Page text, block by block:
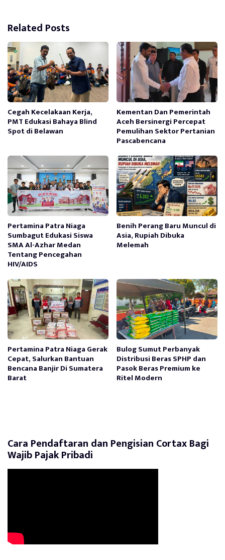
Related Posts
Cegah Kecelakaan Kerja,
PMT Edukasi Bahaya Blind
Spot di Belawan
Kementan Dan Pemerintah
Aceh Bersinergi Percepat
Pemulihan Sektor Pertanian
Pascabencana
Pertamina Patra Niaga
Sumbagut Edukasi Siswa
SMA Al-Azhar Medan
Tentang Pencegahan
HIV/AIDS
Benih Perang Baru Muncul di
Asia, Rupiah Dibuka
Melemah
Pertamina Patra Niaga Gerak
Cepat, Salurkan Bantuan
Bencana Banjir Di Sumatera
Barat
Bulog Sumut Perbanyak
Distribusi Beras SPHP dan
Pasok Beras Premium ke
Ritel Modern
Cara Pendaftaran dan Pengisian Cortax Bagi
Wajib Pajak Pribadi